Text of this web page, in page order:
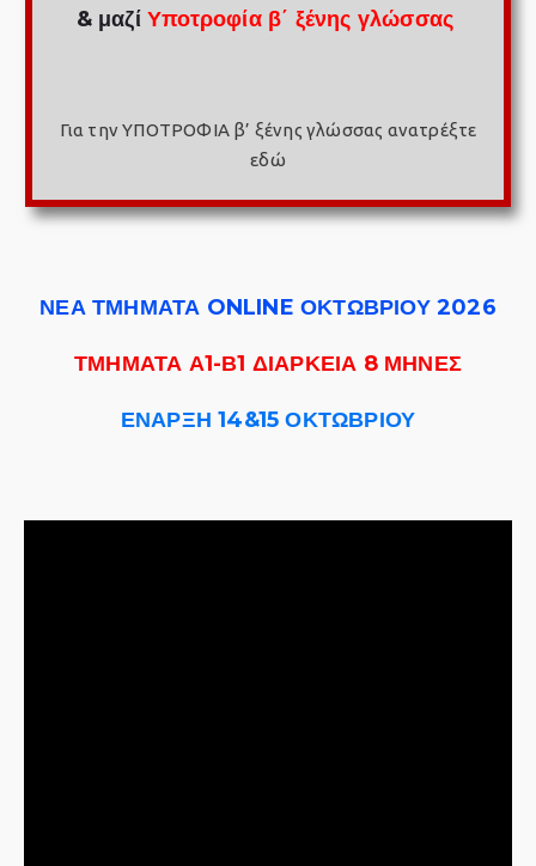
& μαζί Υποτροφία β΄ ξένης γλώσσας
Για την ΥΠΟΤΡΟΦΙΑ β’ ξένης γλώσσας ανατρέξτε
εδώ
ΝΕΑ ΤΜΗΜΑΤΑ ONLINE ΟΚΤΩΒΡΙΟΥ 2026
ΤΜΗΜΑΤΑ Α1-Β1 ΔΙΑΡΚΕΙΑ 8 ΜΗΝΕΣ
ΕΝΑΡΞΗ 14&15 ΟΚΤΩΒΡΙΟΥ